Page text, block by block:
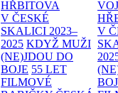
HŘBITOVA
V ČESKÉ
SKALICI 2023–
2025 KDYŽ MUŽI
(NE)JDOU DO
BOJE 55 LET
FILMOVÉ
V